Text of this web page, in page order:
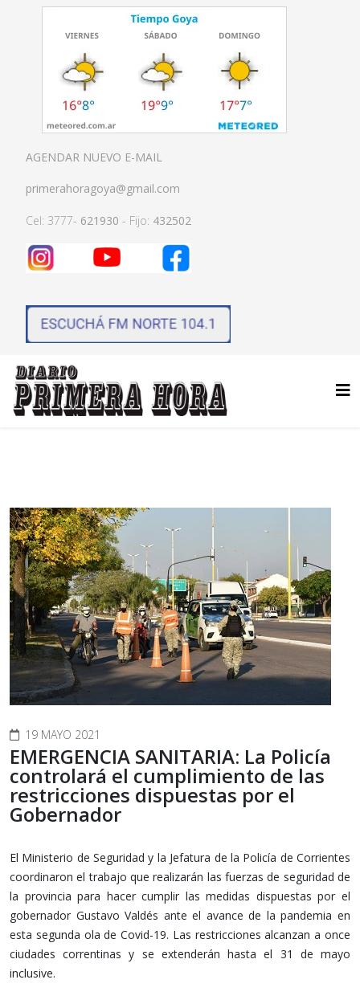
AGENDAR NUEVO E-MAIL
primerahoragoya@gmail.com
Cel: 3777- 621930 - Fijo: 432502
19 MAYO 2021
EMERGENCIA SANITARIA: La Policía
controlará el cumplimiento de las
restricciones dispuestas por el
Gobernador
El Ministerio de Seguridad y la Jefatura de la Policía de Corrientes
coordinaron el trabajo que realizarán las fuerzas de seguridad de
la provincia para hacer cumplir las medidas dispuestas por el
gobernador Gustavo Valdés ante el avance de la pandemia en
esta segunda ola de Covid-19. Las restricciones alcanzan a once
ciudades correntinas y se extenderán hasta el 31 de mayo
inclusive.